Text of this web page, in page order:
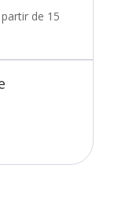
de 15